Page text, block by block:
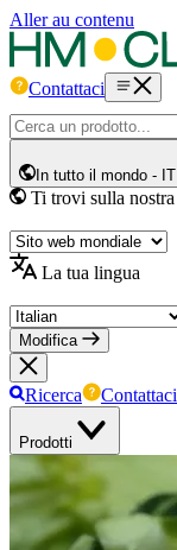
Aller au contenu
Contattaci
In tutto il mondo - IT
Ti trovi sulla nostra
La tua lingua
Modifica
Ricerca Contattaci
Prodotti